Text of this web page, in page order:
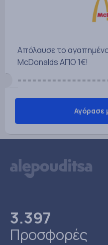
Απόλαυσε το
McDonalds ΑΠΟ 1€!
Αγόρασε
3.397
Προσφορές